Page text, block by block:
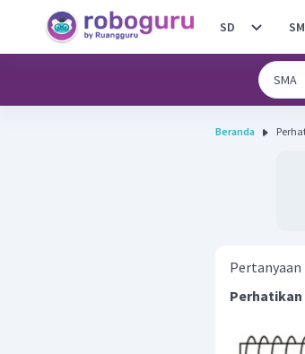
SD
Beranda
Pertanyaan